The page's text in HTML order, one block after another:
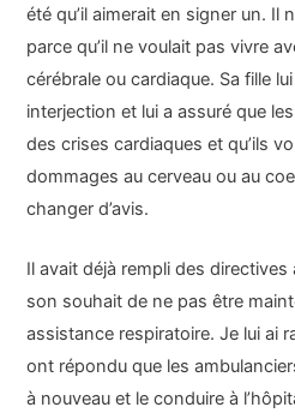
été qu’il aimerait en signer un. Il
parce qu’il ne voulait pas vivre
cérébrale ou cardiaque. Sa fille
interjection et lui a assuré que
des crises cardiaques et qu’ils
dommages au cerveau ou au
changer d’avis.
Il avait déjà rempli des
son souhait de ne pas être
assistance respiratoire. Je lui ai
ont répondu que les
à nouveau et le conduire à